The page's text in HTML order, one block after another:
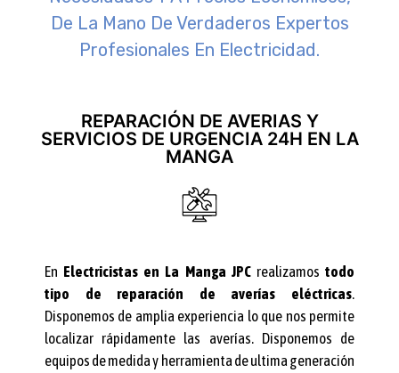
De La Mano De Verdaderos Expertos
Profesionales En Electricidad.
REPARACIÓN DE AVERIAS Y
SERVICIOS DE URGENCIA 24H EN LA
MANGA
En Electricistas en La Manga JPCrealizamostodo
tipo de reparación de averías eléctricas.
Disponemos de amplia experiencia lo que nos permite
localizar rápidamente las averías. Disponemos de
equipos de medida y herramienta de ultima generación